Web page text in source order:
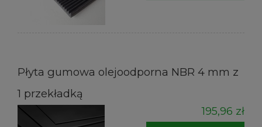
Płyta gumowa olejoodporna NBR 4 mm z
1 przekładką
195,96 zł